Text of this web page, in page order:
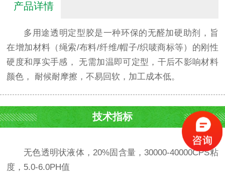
产品详情
多用途透明定型胶是一种环保的无醛加硬助剂，旨
在增加材料（绳索/布料/纤维/帽子/织唛商标等）的刚性
硬度和厚实手感， 无需加温即可定型，干后不影响材料
颜色， 耐候耐摩擦，不易回软，加工成本低。
技术指标
无色透明状液体，20%固含量，30000-40000CPS粘
度，5.0-6.0PH值